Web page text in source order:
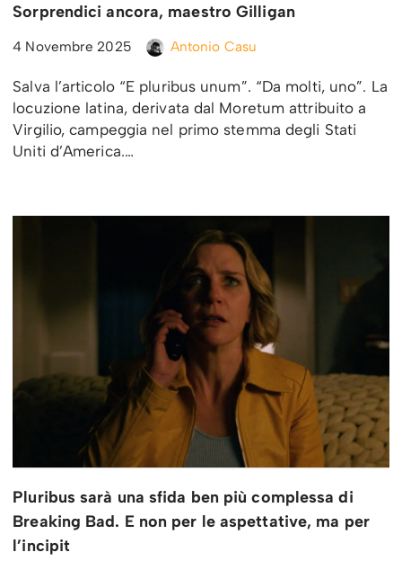
Sorprendici ancora, maestro Gilligan
4 Novembre 2025 Antonio Casu
Salva l’articolo “E pluribus unum”. “Da molti, uno”. La
locuzione latina, derivata dal Moretum attribuito a
Virgilio, campeggia nel primo stemma degli Stati
Uniti d’America.…
Pluribus sarà una sfida ben più complessa di
Breaking Bad. E non per le aspettative, ma per
l’incipit